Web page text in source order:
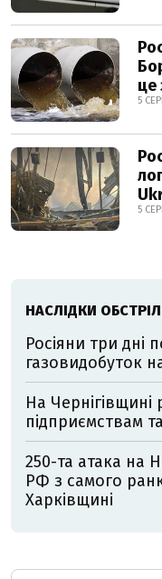
це
5
5
НАСЛІДКИ
Росіяни три дні
газовидобуток
На
підприємствам
250-та атака на
РФ з самого
Харківщині